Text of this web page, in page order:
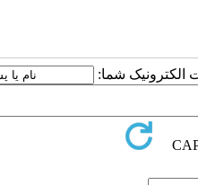
الکترونیک شما: